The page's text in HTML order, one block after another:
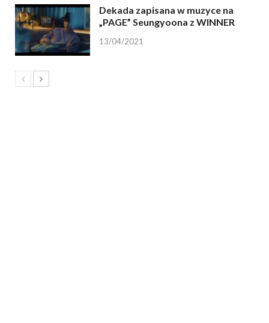
Dekada zapisana w muzyce na
„PAGE” Seungyoona z WINNER
13/04/2021